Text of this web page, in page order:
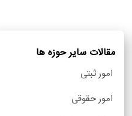
مقالات سایر حوزه ها
امور ثبتی
امور حقوقی